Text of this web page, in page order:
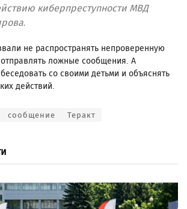
киберпреступности МВД
не распространять непроверенную
ложные сообщения. А
со своими детьми и объяснять
действий.
сообщение Теракт